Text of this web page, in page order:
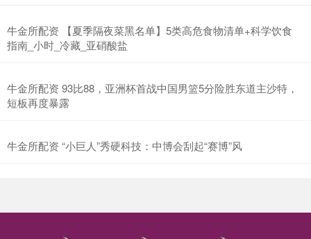
牛金所配资 【夏季隔夜菜黑名单】5类高危食物清单+科学饮食
指南_小时_冷藏_亚硝酸盐
牛金所配资 93比88，亚洲杯首战中国男篮5分险胜东道主沙特，
短板再度暴露
牛金所配资 “小巨人”秀硬科技：中博会刮起“赛博”风